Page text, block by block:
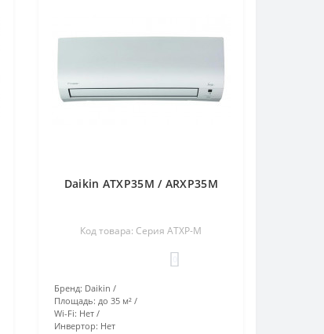
Daikin ATXP35M / ARXP35M
Код товара: Серия ATXP-M
Бренд: Daikin
Площадь: до 35 м²
Wi-Fi: Нет
Инвертор: Нет